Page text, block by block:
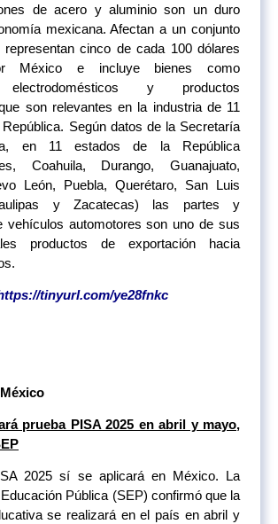
de acero y aluminio son un duro
mexicana. Afectan a un conjunto
cinco de cada 100 dólares
México e incluye bienes como
electrodomésticos y productos
son relevantes en la industria de 11
Según datos de la Secretaría
en 11 estados de la República
Coahuila, Durango, Guanajuato,
León, Puebla, Querétaro, San Luis
y Zacatecas) las partes y
vehículos automotores son uno de sus
productos de exportación hacia
tinyurl.com/ye28fnkc
prueba PISA 2025 en abril y mayo,
2025 sí se aplicará en México. La
Pública (SEP) confirmó que la
se realizará en el país en abril y